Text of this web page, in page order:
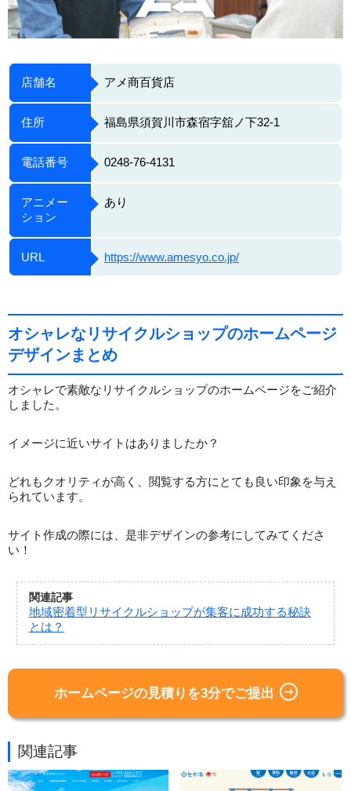
店舗名 アメ商百貨店
住所 福島県須賀川市森宿字舘ノ下32-1
電話番号 0248-76-4131
アニメー
ション
あり
URL https://www.amesyo.co.jp/
オシャレなリサイクルショップのホームページ
デザインまとめ
オシャレで素敵なリサイクルショップのホームページをご紹介
しました。
イメージに近いサイトはありましたか？
どれもクオリティが高く、閲覧する方にとても良い印象を与え
られています。
サイト作成の際には、是非デザインの参考にしてみてくださ
い！
関連記事
地域密着型リサイクルショップが集客に成功する秘訣
とは？
ホームページの見積りを3分でご提出
関連記事